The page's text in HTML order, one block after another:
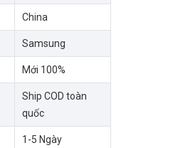
China
Samsung
Mới 100%
Ship COD toàn
quốc
1-5 Ngày